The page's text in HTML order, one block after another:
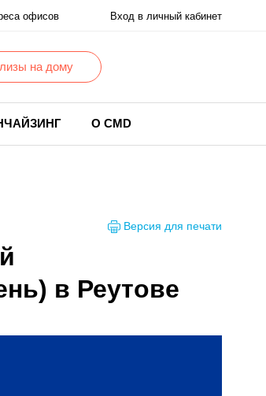
офисов Вход в личный кабинет
на дому
О CMD
Версия для печати
в Реутове